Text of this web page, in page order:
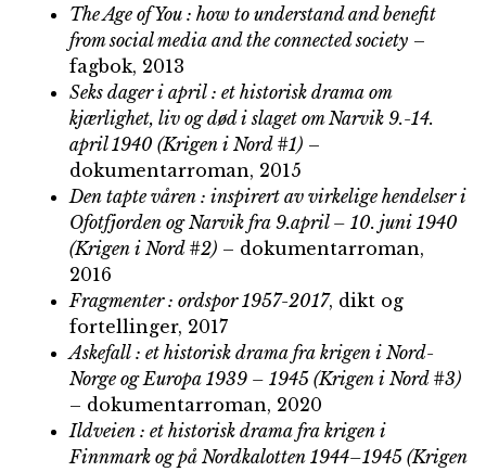
The Age of You : how to understand and benefit
from social media and the connected society –
fagbok, 2013
Seks dager i april : et historisk drama om
kjærlighet, liv og død i slaget om Narvik 9.-14.
april 1940 (Krigen i Nord #1) –
dokumentarroman, 2015
Den tapte våren : inspirert av virkelige hendelser i
Ofotfjorden og Narvik fra 9.april – 10. juni 1940
(Krigen i Nord #2) – dokumentarroman,
2016
Fragmenter : ordspor 1957-2017, dikt og
fortellinger, 2017
Askefall : et historisk drama fra krigen i Nord-
Norge og Europa 1939 – 1945 (Krigen i Nord #3)
– dokumentarroman, 2020
Ildveien : et historisk drama fra krigen i
Finnmark og på Nordkalotten 1944–1945 (Krigen